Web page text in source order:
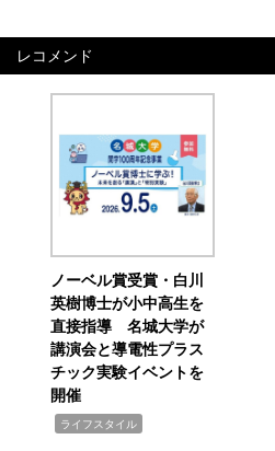
レコメンド
ノーベル賞受賞・白川
英樹博士が小中高生を
直接指導 名城大学が
講演会と導電性プラス
チック実験イベントを
開催
ライフスタイル